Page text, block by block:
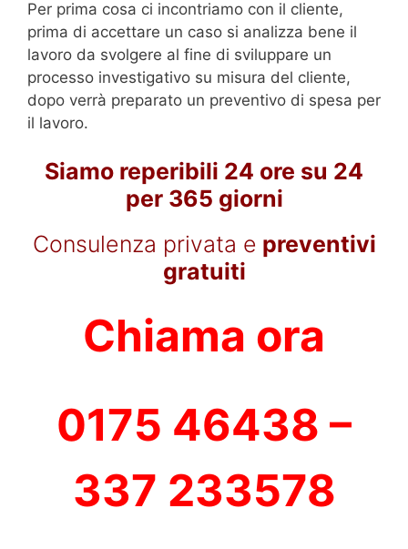
Per prima cosa ci incontriamo con il cliente,
prima di accettare un caso si analizza bene il
lavoro da svolgere al fine di sviluppare un
processo investigativo su misura del cliente,
dopo verrà preparato un preventivo di spesa per
il lavoro.
Siamo reperibili 24 ore su 24
per 365 giorni
Consulenza privata e preventivi
gratuiti
Chiama ora
0175 46438 –
337 233578